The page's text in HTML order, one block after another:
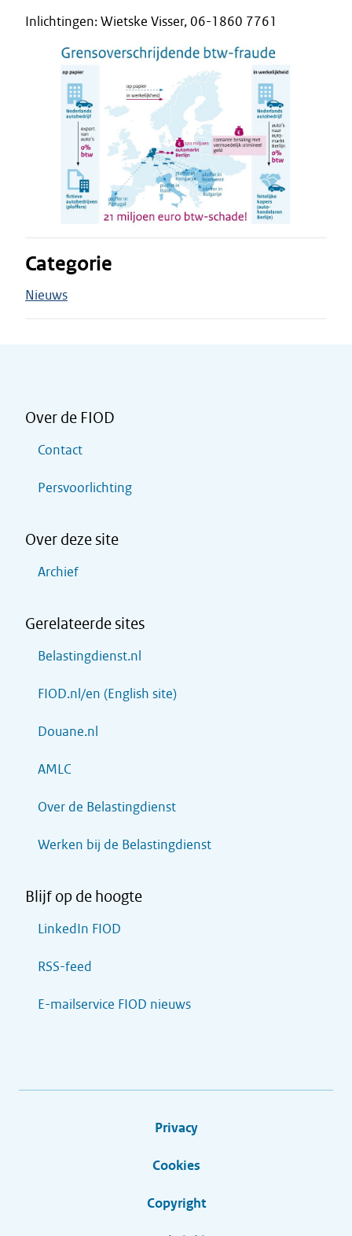
Inlichtingen: Wietske Visser, 06-1860 7761
Categorie
Nieuws
Over de FIOD
Contact
Persvoorlichting
Over deze site
Archief
Gerelateerde sites
Belastingdienst.nl
FIOD.nl/en (English site)
Douane.nl
AMLC
Over de Belastingdienst
Werken bij de Belastingdienst
Blijf op de hoogte
LinkedIn FIOD
RSS-feed
E-mailservice FIOD nieuws
Privacy
Cookies
Copyright